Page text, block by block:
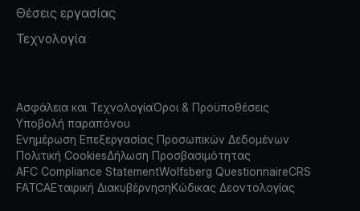
Θέσεις εργασίας
Τεχνολογία
Ασφάλεια και ΤεχνολογίαΌροι & Προϋποθέσεις
Υποβολή παραπόνου
Ενημέρωση Επεξεργασίας Προσωπικών Δεδομένων
Πολιτική CookiesΔήλωση Προσβασιμότητας
AFC Compliance StatementWolfsberg QuestionnaireCRS
FATCAΕταιρική ΔιακυβέρνησηΚώδικας Δεοντολογίας